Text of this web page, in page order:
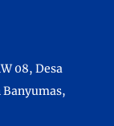
08, Desa